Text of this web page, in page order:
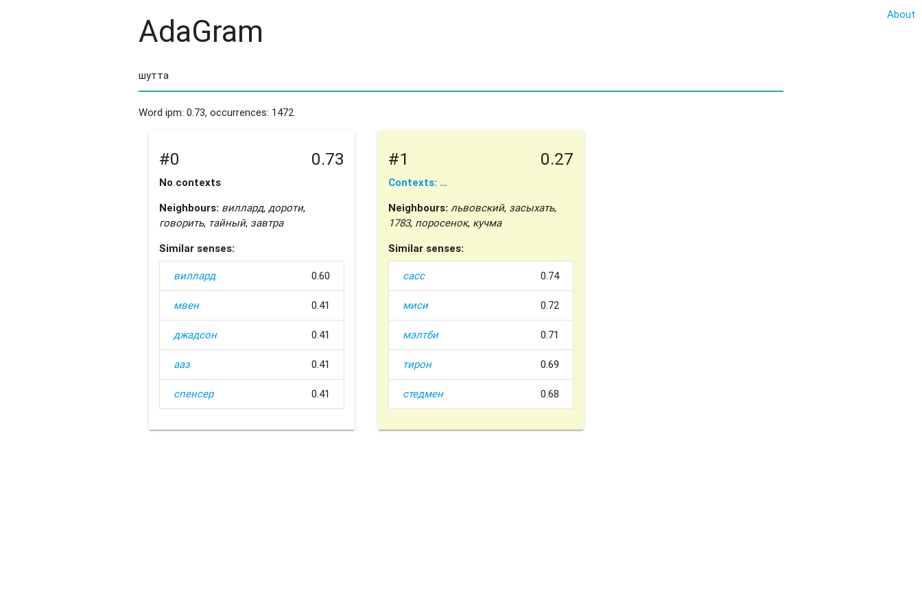
About
AdaGram
Word ipm: 0.73, occurrences: 1472.
#0 0.73
No contexts
Neighbours: виллард, дороти,
говорить, тайный, завтра
Similar senses:
виллард 0.60
мвен 0.41
джадсон 0.41
ааз 0.41
спенсер 0.41
#1 0.27
Contexts: …
Neighbours: львовский, засыхать,
1783, поросенок, кучма
Similar senses:
сасс 0.74
миси 0.72
мэлтби 0.71
тирон 0.69
стедмен 0.68